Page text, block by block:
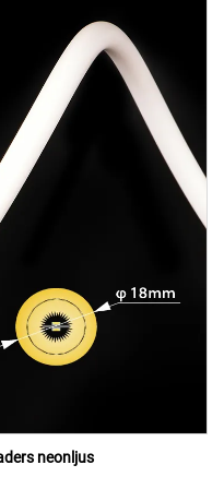
neonljus